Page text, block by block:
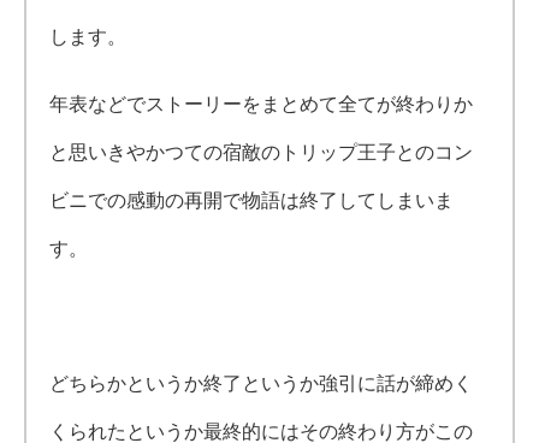
します。
年表などでストーリーをまとめて全てが終わりか
と思いきやかつての宿敵のトリップ王子とのコン
ビニでの感動の再開で物語は終了してしまいま
す。
どちらかというか終了というか強引に話が締めく
くられたというか最終的にはその終わり方がこの